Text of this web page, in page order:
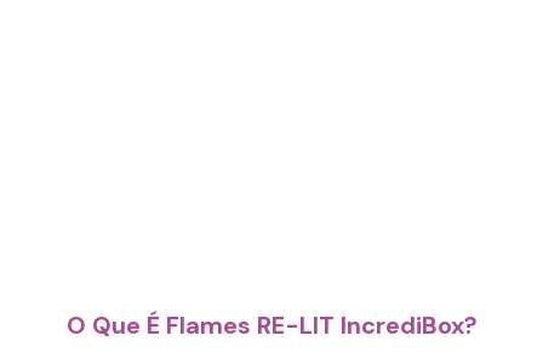
O Que É Flames RE-LIT IncrediBox?